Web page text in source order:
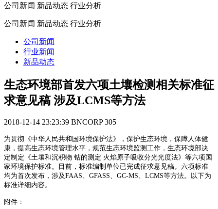
公司新闻 新品动态 行业分析
公司新闻 新品动态 行业分析
公司新闻
行业新闻
新品动态
生态环境部首发六项土壤检测相关标准征
求意见稿 涉及LCMS等方法
2018-12-14 23:23:39 BNCORP 305
为贯彻《中华人民共和国环境保护法》，保护生态环境，保障人体健
康，提高生态环境管理水平，规范生态环境监测工作，生态环境部决
定制定《土壤和沉积物 钴的测定 火焰原子吸收分光光度法》等六项国
家环境保护标准。目前，标准编制单位已完成征求意见稿。六项标准
均为首次发布，涉及FAAS、GFASS、GC-MS、LCMS等方法。以下为
标准详细内容。
附件：